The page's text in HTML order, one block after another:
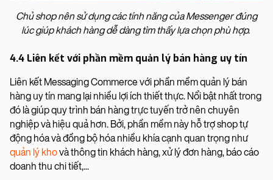
Chủ shop nên sử dụng các tính năng của Messenger đúng
lúc giúp khách hàng dễ dàng tìm thấy lựa chọn phù hợp.
4.4 Liên kết với phần mềm quản lý bán hàng uy tín
Liên kết Messaging Commerce với phần mềm quản lý bán
hàng uy tín mang lại nhiều lợi ích thiết thực. Nổi bật nhất trong
đó là giúp quy trình bán hàng trực tuyến trở nên chuyên
nghiệp và hiệu quả hơn. Bởi, phần mềm này hỗ trợ shop tự
động hóa và đồng bộ hóa nhiều khía cạnh quan trọng như
quản lý khovà thông tin khách hàng, xử lý đơn hàng, báo cáo
doanh thu chi tiết,...